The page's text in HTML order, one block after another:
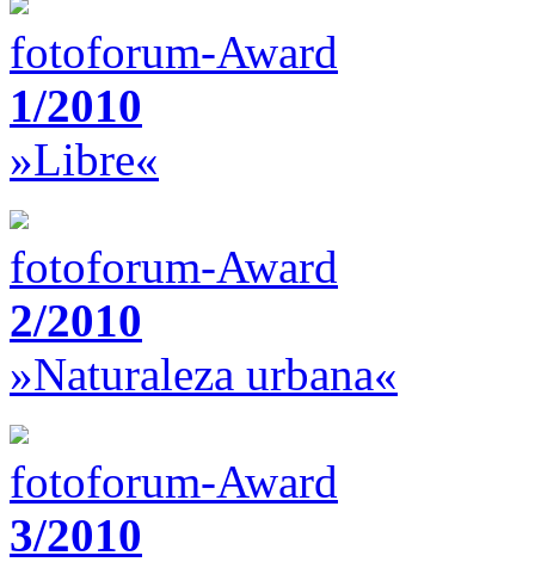
fotoforum-Award
1/2010
»Libre«
fotoforum-Award
2/2010
»Naturaleza urbana«
fotoforum-Award
3/2010